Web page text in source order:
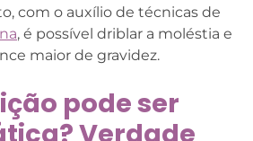
com o auxílio de técnicas de
, é possível driblar a moléstia e
maior de gravidez.
pode ser
Verdade